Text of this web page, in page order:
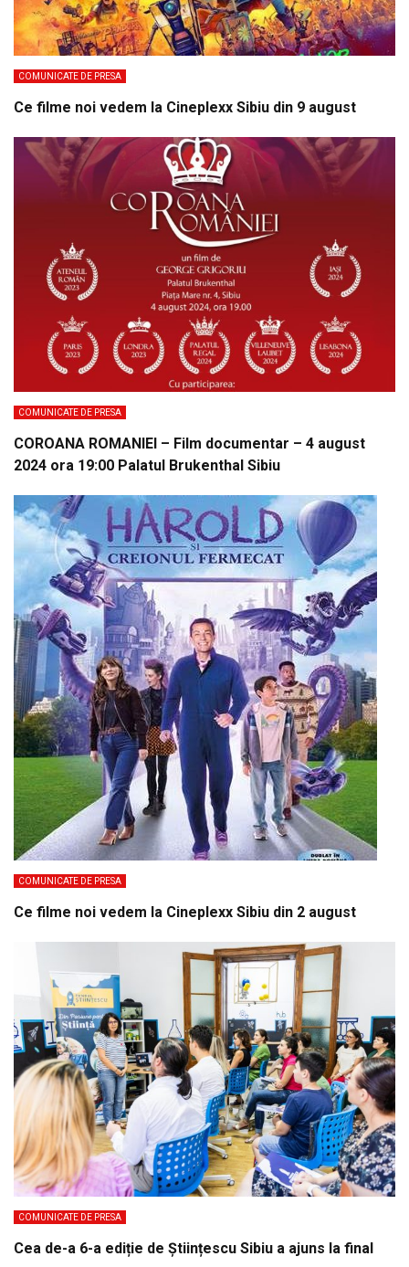
COMUNICATE DE PRESA
Ce filme noi vedem la Cineplexx Sibiu din 9 august
COMUNICATE DE PRESA
COROANA ROMANIEI – Film documentar – 4 august
2024 ora 19:00 Palatul Brukenthal Sibiu
COMUNICATE DE PRESA
Ce filme noi vedem la Cineplexx Sibiu din 2 august
COMUNICATE DE PRESA
Cea de-a 6-a ediție de Științescu Sibiu a ajuns la final